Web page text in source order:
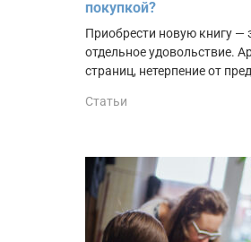
покупкой?
Приобрести новую книгу —
отдельное удовольствие.
страниц, нетерпение от
Статьи